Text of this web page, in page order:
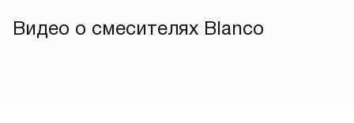
Видео о смесителях Blanco